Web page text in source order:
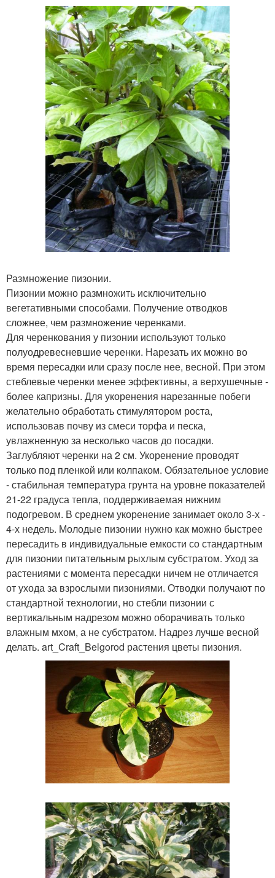
Размножение пизонии.
Пизонии можно размножить исключительно
вегетативными способами. Получение отводков
сложнее, чем размножение черенками.
Для черенкования у пизонии используют только
полуодревесневшие черенки. Нарезать их можно во
время пересадки или сразу после нее, весной. При этом
стеблевые черенки менее эффективны, а верхушечные -
более капризны. Для укоренения нарезанные побеги
желательно обработать стимулятором роста,
использовав почву из смеси торфа и песка,
увлажненную за несколько часов до посадки.
Заглубляют черенки на 2 см. Укоренение проводят
только под пленкой или колпаком. Обязательное условие
- стабильная температура грунта на уровне показателей
21-22 градуса тепла, поддерживаемая нижним
подогревом. В среднем укоренение занимает около 3-х -
4-х недель. Молодые пизонии нужно как можно быстрее
пересадить в индивидуальные емкости со стандартным
для пизонии питательным рыхлым субстратом. Уход за
растениями с момента пересадки ничем не отличается
от ухода за взрослыми пизониями. Отводки получают по
стандартной технологии, но стебли пизонии с
вертикальным надрезом можно оборачивать только
влажным мхом, а не субстратом. Надрез лучше весной
делать. art_Craft_Belgorod растения цветы пизония.